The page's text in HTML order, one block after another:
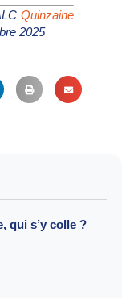
Quinzaine
2025
qui s’y colle ?